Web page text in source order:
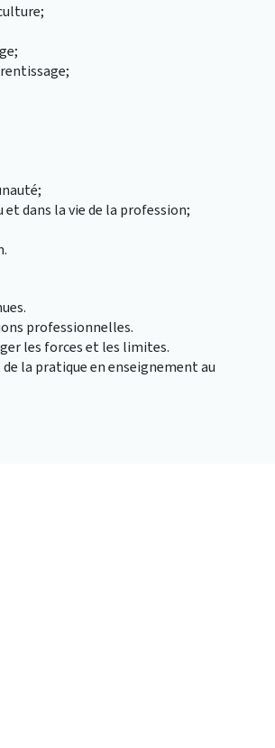
dans la vie de la profession;
professionnelles.
les forces et les limites.
la pratique en enseignement au